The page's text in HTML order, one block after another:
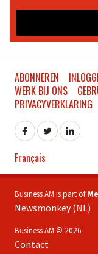
ABONNEREN
WERK BIJ ONS
PRIVACYVERKLARING
Français
Business AM is part of
Newsmonkey (NL)
Business AM © 2026
Contact